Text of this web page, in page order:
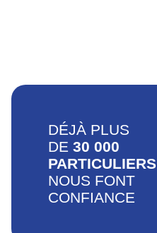
DÉJÀ PLUS
DE 30 000
PARTICULIERS
NOUS FONT
CONFIANCE